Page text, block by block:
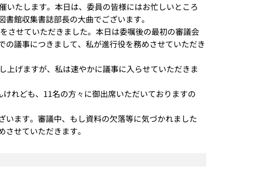
たします。本日は、委員の皆様にはお忙しいところ
館収集書誌部長の大曲でございます。
させていただきました。本日は委嘱後の最初の審議会
議事につきまして、私が進行役を務めさせていただき
げますが、私は速やかに議事に入らせていただきま
れども、11名の方々に御出席いただいておりますの
ます。審議中、もし資料の欠落等に気づかれました
せていただきます。